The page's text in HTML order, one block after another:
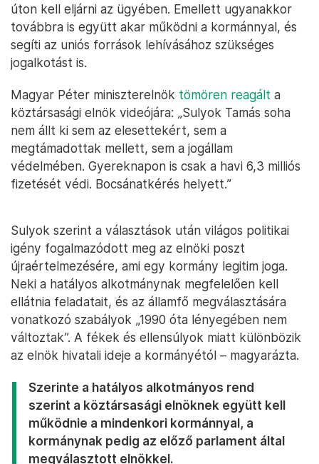
úton kell eljárni az ügyében. Emellett ugyanakkor
továbbra is együtt akar működni a kormánnyal, és
segíti az uniós források lehívásához szükséges
jogalkotást is.
Magyar Péter miniszterelnök tömören reagált a
köztársasági elnök videójára: „Sulyok Tamás soha
nem állt ki sem az elesettekért, sem a
megtámadottak mellett, sem a jogállam
védelmében. Gyereknapon is csak a havi 6,3 milliós
fizetését védi. Bocsánatkérés helyett.”
Sulyok szerint a választások után világos politikai
igény fogalmazódott meg az elnöki poszt
újraértelmezésére, ami egy kormány legitim joga.
Neki a hatályos alkotmánynak megfelelően kell
ellátnia feladatait, és az államfő megválasztására
vonatkozó szabályok „1990 óta lényegében nem
változtak”. A fékek és ellensúlyok miatt különbözik
az elnök hivatali ideje a kormányétól – magyarázta.
Szerinte a hatályos alkotmányos rend
szerint a köztársasági elnöknek együtt kell
működnie a mindenkori kormánnyal, a
kormánynak pedig az előző parlament által
megválasztott elnökkel.